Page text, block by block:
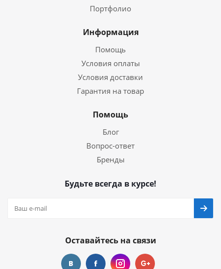
Портфолио
Информация
Помощь
Условия оплаты
Условия доставки
Гарантия на товар
Помощь
Блог
Вопрос-ответ
Бренды
Будьте всегда в курсе!
Оставайтесь на связи